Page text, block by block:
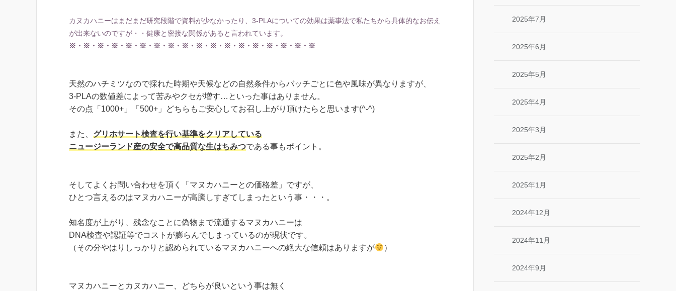
カヌカハニーはまだまだ研究段階で資料が少なかったり、3-PLAについての効果は薬事法で私たちから具体的なお伝え
が出来ないのですが・・健康と密接な関係があると言われています。
※・※・※・※・※・※・※・※・※・※・※・※・※・※・※・※・※・※
天然のハチミツなので採れた時期や天候などの自然条件からバッチごとに色や風味が異なりますが、
3-PLAの数値差によって苦みやクセが増す…といった事はありません。
その点「1000+」「500+」どちらもご安心してお召し上がり頂けたらと思います(^-^)
また、 グリホサート検査を行い基準をクリアしている
ニュージーランド産の安全で高品質な生はちみつである事もポイント。
そしてよくお問い合わせを頂く「マヌカハニーとの価格差」ですが、
ひとつ言えるのはマヌカハニーが高騰しすぎてしまったという事・・・。
知名度が上がり、残念なことに偽物まで流通するマヌカハニーは
DNA検査や認証等でコストが膨らんでしまっているのが現状です。
（その分やはりしっかりと認められているマヌカハニーへの絶大な信頼はありますが
）
マヌカハニーとカヌカハニー、どちらが良いという事は無く
2025年7月
2025年6月
2025年5月
2025年4月
2025年3月
2025年2月
2025年1月
2024年12月
2024年11月
2024年9月